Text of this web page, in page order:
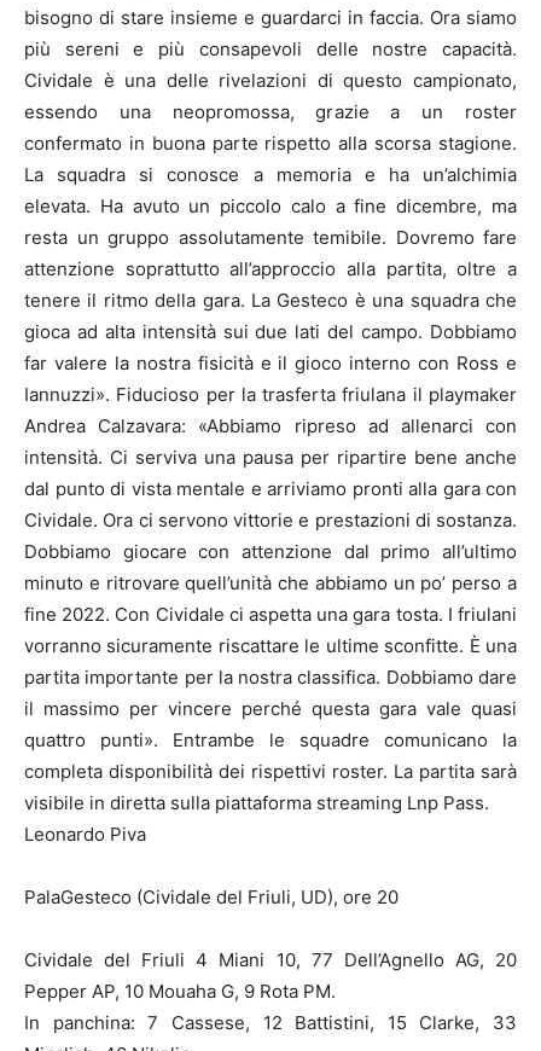
bisogno di stare insieme e guardarci in faccia. Ora siamo
più sereni e più consapevoli delle nostre capacità.
Cividale è una delle rivelazioni di questo campionato,
essendo una neopromossa, grazie a un roster
confermato in buona parte rispetto alla scorsa stagione.
La squadra si conosce a memoria e ha un’alchimia
elevata. Ha avuto un piccolo calo a fine dicembre, ma
resta un gruppo assolutamente temibile. Dovremo fare
attenzione soprattutto all’approccio alla partita, oltre a
tenere il ritmo della gara. La Gesteco è una squadra che
gioca ad alta intensità sui due lati del campo. Dobbiamo
far valere la nostra fisicità e il gioco interno con Ross e
Iannuzzi». Fiducioso per la trasferta friulana il playmaker
Andrea Calzavara: «Abbiamo ripreso ad allenarci con
intensità. Ci serviva una pausa per ripartire bene anche
dal punto di vista mentale e arriviamo pronti alla gara con
Cividale. Ora ci servono vittorie e prestazioni di sostanza.
Dobbiamo giocare con attenzione dal primo all’ultimo
minuto e ritrovare quell’unità che abbiamo un po’ perso a
fine 2022. Con Cividale ci aspetta una gara tosta. I friulani
vorranno sicuramente riscattare le ultime sconfitte. È una
partita importante per la nostra classifica. Dobbiamo dare
il massimo per vincere perché questa gara vale quasi
quattro punti». Entrambe le squadre comunicano la
completa disponibilità dei rispettivi roster. La partita sarà
visibile in diretta sulla piattaforma streaming Lnp Pass.
Leonardo Piva
PalaGesteco (Cividale del Friuli, UD), ore 20
Cividale del Friuli 4 Miani 10, 77 Dell’Agnello AG, 20
Pepper AP, 10 Mouaha G, 9 Rota PM.
In panchina: 7 Cassese, 12 Battistini, 15 Clarke, 33